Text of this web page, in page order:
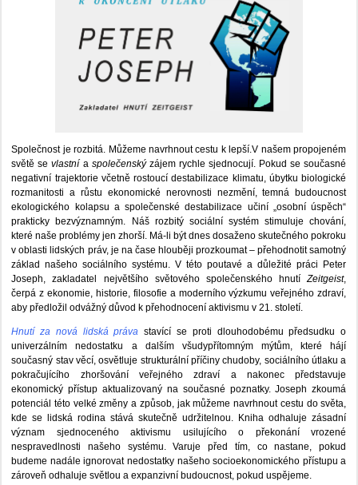
Společnost je rozbitá. Můžeme navrhnout cestu k lepší.V našem propojeném
světě sevlastní a společenskýzájem rychle sjednocují. Pokud se současné
negativní trajektorie včetně rostoucí destabilizace klimatu, úbytku biologické
rozmanitosti a růstu ekonomické nerovnosti nezmění, temná budoucnost
ekologického kolapsu a společenské destabilizace učiní „osobní úspěch“
prakticky bezvýznamným. Náš rozbitý sociální systém stimuluje chování,
které naše problémy jen zhorší. Má-li být dnes dosaženo skutečného pokroku
v oblasti lidských práv, je na čase hlouběji prozkoumat – přehodnotit samotný
základ našeho sociálního systému. V této poutavé a důležité práci Peter
Joseph, zakladatel největšího světového společenského hnutíZeitgeist,
čerpá z ekonomie, historie, filosofie a moderního výzkumu veřejného zdraví,
aby předložil odvážný důvod k přehodnocení aktivismu v 21. století.
Hnutí za nová lidská práva stavící se proti dlouhodobému předsudku o
univerzálním nedostatku a dalším všudypřítomným mýtům, které hájí
současný stav věcí, osvětluje strukturální příčiny chudoby, sociálního útlaku a
pokračujícího zhoršování veřejného zdraví a nakonec představuje
ekonomický přístup aktualizovaný na současné poznatky. Joseph zkoumá
potenciál této velké změny a způsob, jak můžeme navrhnout cestu do světa,
kde se lidská rodina stává skutečně udržitelnou. Kniha odhaluje zásadní
význam sjednoceného aktivismu usilujícího o překonání vrozené
nespravedlnosti našeho systému. Varuje před tím, co nastane, pokud
budeme nadále ignorovat nedostatky našeho socioekonomického přístupu a
zároveň odhaluje světlou a expanzivní budoucnost, pokud uspějeme.